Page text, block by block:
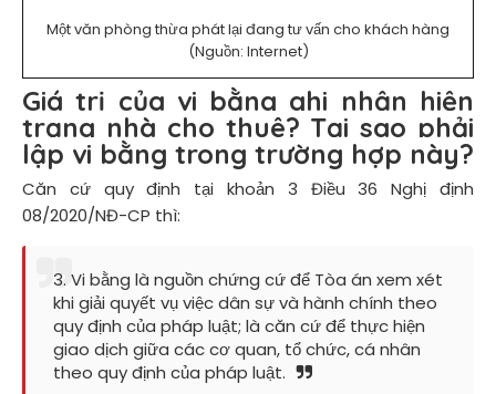
Một văn phòng thừa phát lại đang tư vấn cho khách hàng
(Nguồn: Internet)
Giá trị của vi bằng ghi nhận hiện
trạng nhà cho thuê? Tại sao phải
lập vi bằng trong trường hợp này?
Căn cứ quy định tại khoản 3 Điều 36 Nghị định
08/2020/NĐ-CP thì:
3. Vi bằng là nguồn chứng cứ để Tòa án xem xét
khi giải quyết vụ việc dân sự và hành chính theo
quy định của pháp luật; là căn cứ để thực hiện
giao dịch giữa các cơ quan, tổ chức, cá nhân
theo quy định của pháp luật.